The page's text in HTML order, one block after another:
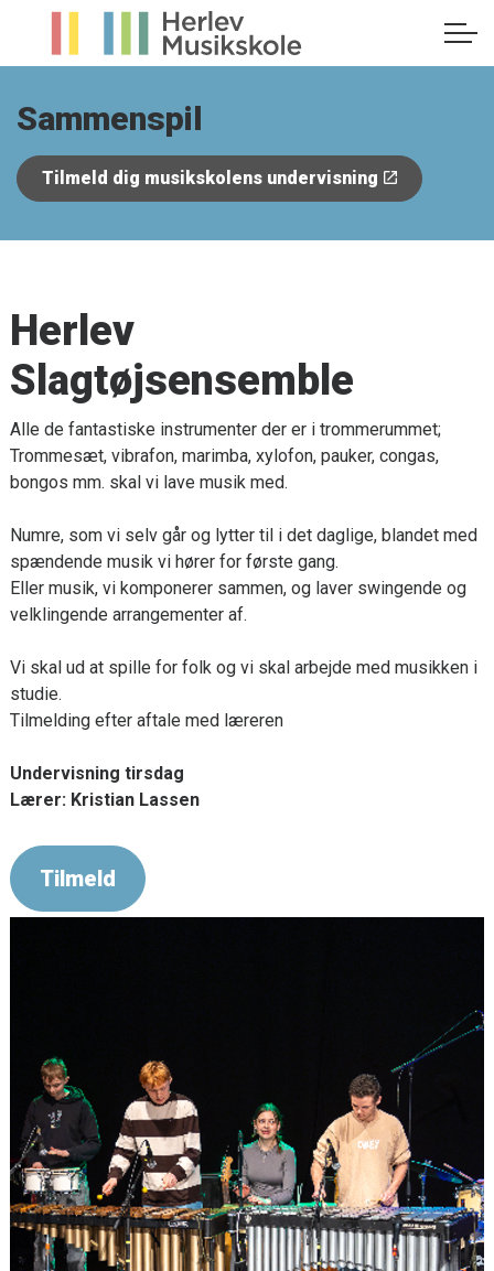
Sammenspil
Tilmeld dig musikskolens undervisning
Herlev
Slagtøjsensemble
Alle de fantastiske instrumenter der er i trommerummet;
Trommesæt, vibrafon, marimba, xylofon, pauker, congas,
bongos mm. skal vi lave musik med.
Numre, som vi selv går og lytter til i det daglige, blandet med
spændende musik vi hører for første gang.
Eller musik, vi komponerer sammen, og laver swingende og
velklingende arrangementer af.
Vi skal ud at spille for folk og vi skal arbejde med musikken i
studie.
Tilmelding efter aftale med læreren
Undervisning tirsdag
Lærer: Kristian Lassen
Tilmeld